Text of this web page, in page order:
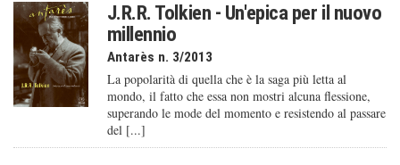
J.R.R. Tolkien - Un'epica per il nuovo
millennio
Antarès n. 3/2013
La popolarità di quella che è la saga più letta al
mondo, il fatto che essa non mostri alcuna flessione,
superando le mode del momento e resistendo al passare
del [...]